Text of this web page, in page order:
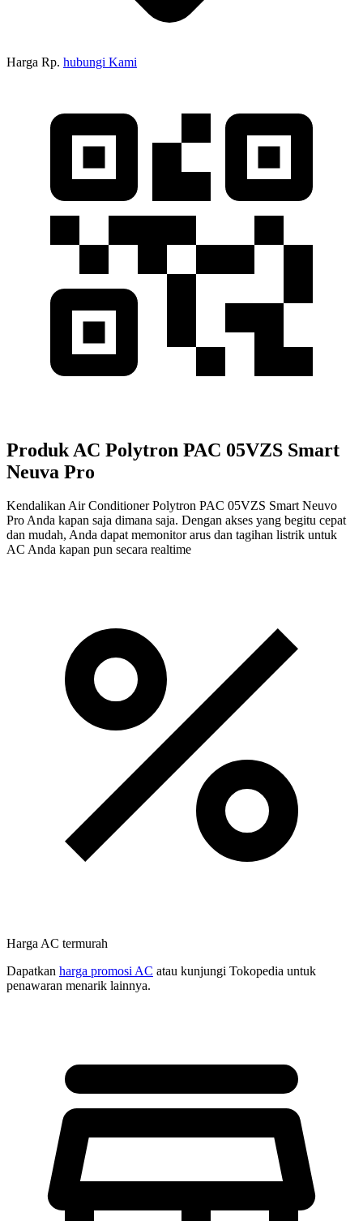
Harga Rp. hubungi Kami
Produk AC Polytron PAC 05VZS Smart
Neuva Pro
Kendalikan Air Conditioner Polytron PAC 05VZS Smart Neuvo
Pro Anda kapan saja dimana saja. Dengan akses yang begitu cepat
dan mudah, Anda dapat memonitor arus dan tagihan listrik untuk
AC Anda kapan pun secara realtime
Harga AC termurah
Dapatkan harga promosi AC atau kunjungi Tokopedia untuk
penawaran menarik lainnya.